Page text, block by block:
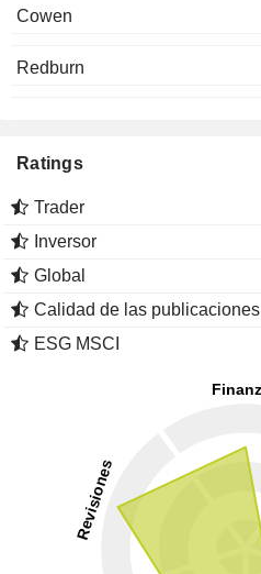
Cowen
Redburn
Ratings
Trader
Inversor
Global
Calidad de las publicaciones
ESG MSCI